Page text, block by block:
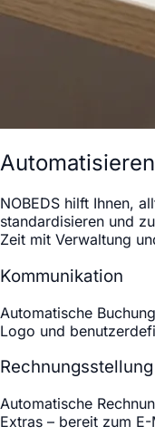
NOBEDS hilft Ihnen,
standardisieren und
Zeit mit Verwaltung
Kommunikation
Automatische
Logo und
Rechnungsstellung
Automatische
Extras – bereit zum